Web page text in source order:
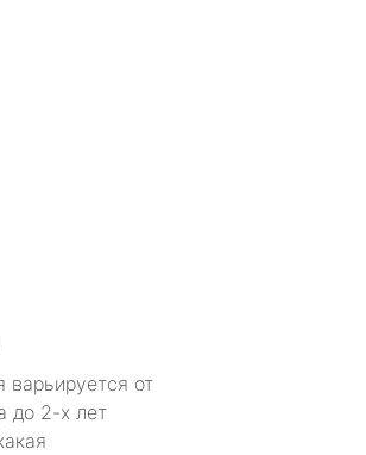
варьируется от
до 2-х лет